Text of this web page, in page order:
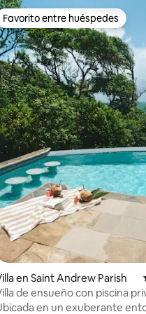
4.99 de 5, 278 reseñas
Favorito entre huéspedes
Favorito entre huéspedes
en Saint Andrew Parish
de ensueño con piscina
en un exuberante